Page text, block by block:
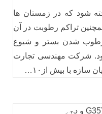
شود که در زمستان ها
تراکم رطوبت در آن
شدن بستر و شیوع
شرکت مهندسی تجارت
با بیش از۱۰…